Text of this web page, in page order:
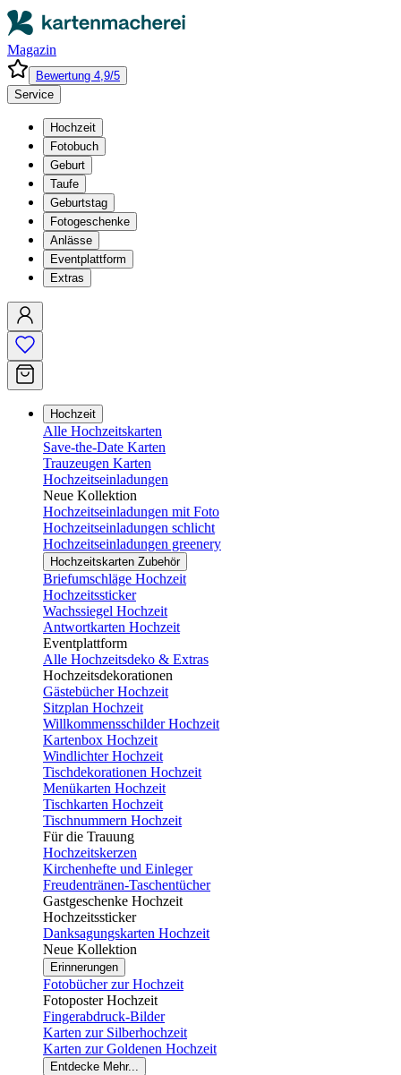
Magazin
Bewertung 4,9/5
Service
Hochzeit
Fotobuch
Geburt
Taufe
Geburtstag
Fotogeschenke
Anlässe
Eventplattform
Extras
Hochzeit
Alle Hochzeitskarten
Save-the-Date Karten
Trauzeugen Karten
Hochzeitseinladungen
Neue Kollektion
Hochzeitseinladungen mit Foto
Hochzeitseinladungen schlicht
Hochzeitseinladungen greenery
Hochzeitskarten Zubehör
Briefumschläge Hochzeit
Hochzeitssticker
Wachssiegel Hochzeit
Antwortkarten Hochzeit
Eventplattform
Alle Hochzeitsdeko & Extras
Hochzeitsdekorationen
Gästebücher Hochzeit
Sitzplan Hochzeit
Willkommensschilder Hochzeit
Kartenbox Hochzeit
Windlichter Hochzeit
Tischdekorationen Hochzeit
Menükarten Hochzeit
Tischkarten Hochzeit
Tischnummern Hochzeit
Für die Trauung
Hochzeitskerzen
Kirchenhefte und Einleger
Freudentränen-Taschentücher
Gastgeschenke Hochzeit
Hochzeitssticker
Danksagungskarten Hochzeit
Neue Kollektion
Erinnerungen
Fotobücher zur Hochzeit
Fotoposter Hochzeit
Fingerabdruck-Bilder
Karten zur Silberhochzeit
Karten zur Goldenen Hochzeit
Entdecke Mehr...